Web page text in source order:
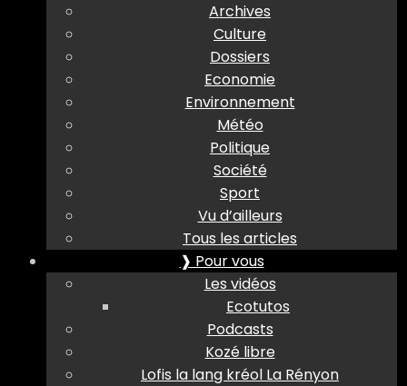
Archives
Culture
Dossiers
Economie
Environnement
Météo
Politique
Société
Sport
Vu d’ailleurs
Tous les articles
❱ Pour vous
Les vidéos
Ecotutos
Podcasts
Kozé libre
Lofis la lang kréol La Rényon